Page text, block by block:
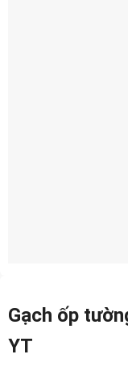
Gạch ốp
YT